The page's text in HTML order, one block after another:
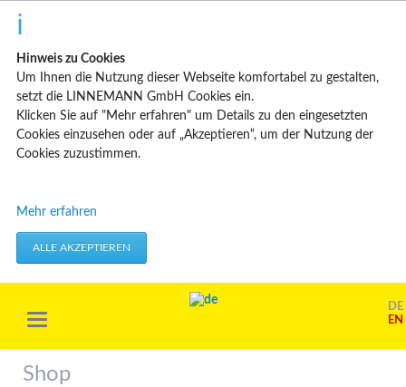
Hinweis zu Cookies
Um Ihnen die Nutzung dieser Webseite komfortabel zu gestalten,
setzt die LINNEMANN GmbH Cookies ein.
Klicken Sie auf "Mehr erfahren" um Details zu den eingesetzten
Cookies einzusehen oder auf „Akzeptieren“, um der Nutzung der
Cookies zuzustimmen.
Technisch erforderliche Cookies
werden verwendet um von Ihnen getätigte Aktionen, wie etwa das
Festlegen Ihrer Datenschutzeinstellungen zu übernehmen.
Erforderliche Cookies akzeptieren
ausgewertet werden. Das geschieht vor allem mit Cookies und mit
Mehr erfahren
ALLE AKZEPTIEREN
DE
EN
Shop